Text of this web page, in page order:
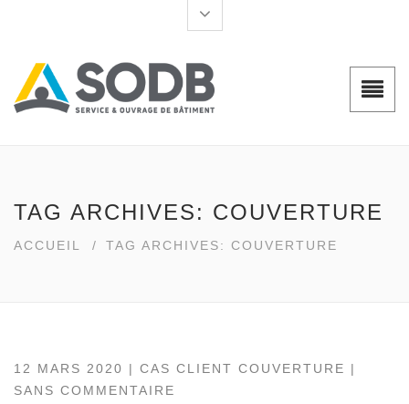
TAG ARCHIVES: COUVERTURE
ACCUEIL / TAG ARCHIVES: COUVERTURE
12 MARS 2020 | CAS CLIENT COUVERTURE |
SANS COMMENTAIRE